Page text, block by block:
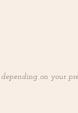
depending on your